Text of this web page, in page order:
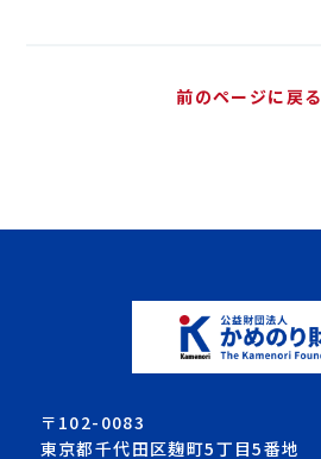
前のページに戻る
〒102-0083
東京都千代田区麹町5丁目5番地